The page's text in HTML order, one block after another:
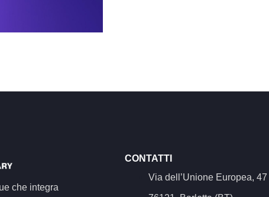
che integra
CONTATTI
Via dell’Unione Europea, 47